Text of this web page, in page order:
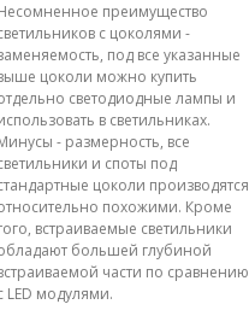
преимущество
с цоколями -
под все указанные
цоколи можно купить
светодиодные лампы и
в светильниках.
- размерность, все
и споты под
цоколи производятся
похожими. Кроме
встраиваемые светильники
большей глубиной
части по сравнению
LED модулями.